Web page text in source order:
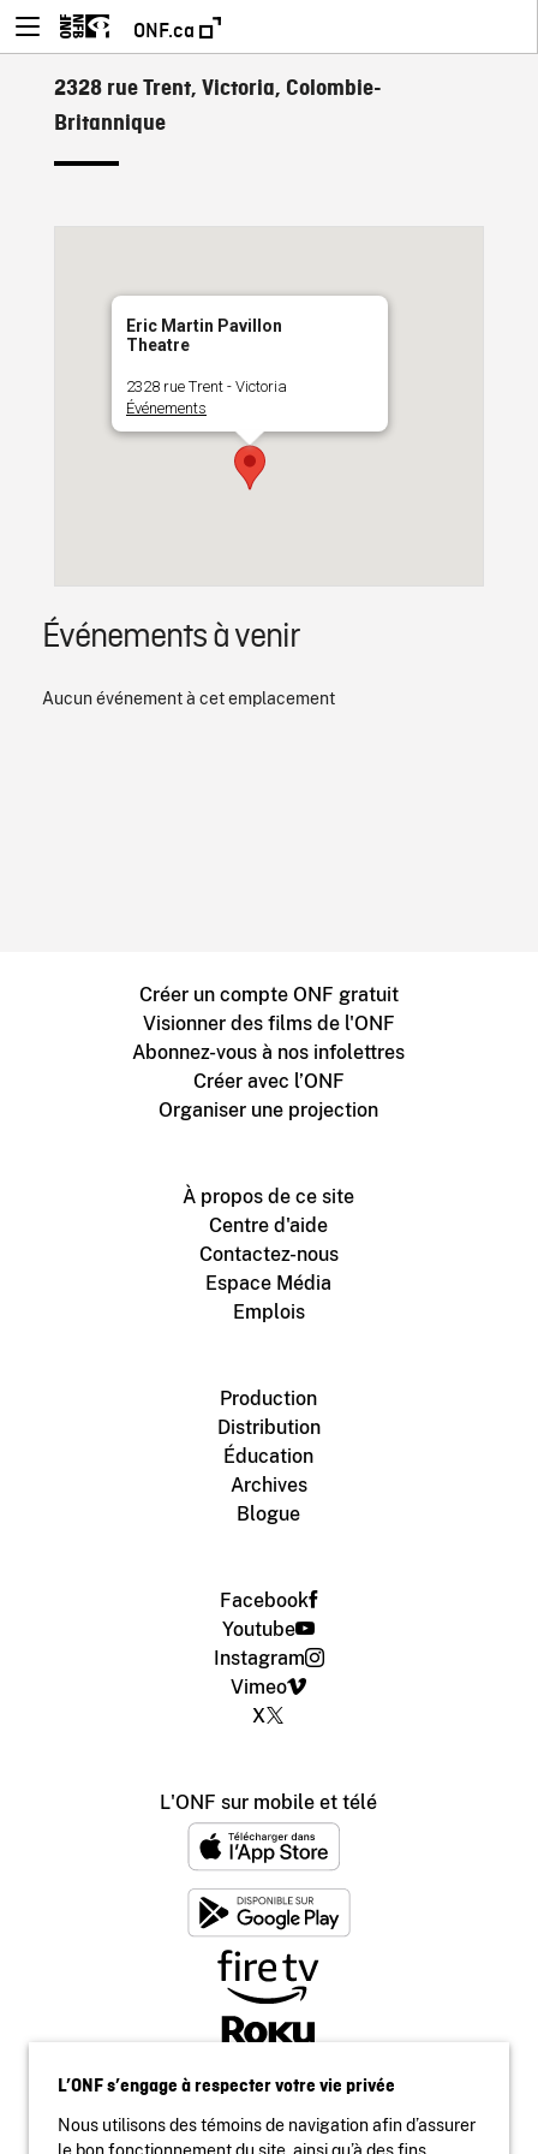
ONF.ca
2328 rue Trent, Victoria, Colombie-
Britannique
Eric Martin Pavillon
Theatre
2328 rue Trent - Victoria
Événements
Événements à venir
Aucun événement à cet emplacement
Créer un compte ONF gratuit
Visionner des films de l'ONF
Abonnez-vous à nos infolettres
Créer avec l’ONF
Organiser une projection
À propos de ce site
Centre d'aide
Contactez-nous
Espace Média
Emplois
Production
Distribution
Éducation
Archives
Blogue
Facebook
Youtube
Instagram
Vimeo
X
L'ONF sur mobile et télé
L’ONF s’engage à respecter votre vie privée
Nous utilisons des témoins de navigation afin d’assurer